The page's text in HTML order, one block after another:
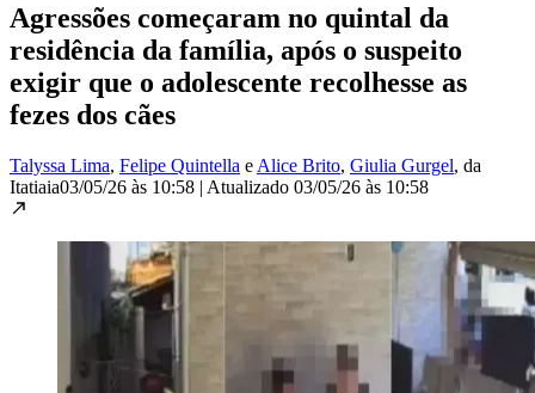
Agressões começaram no quintal da
residência da família, após o suspeito
exigir que o adolescente recolhesse as
fezes dos cães
Talyssa Lima, Felipe Quintella e Alice Brito, Giulia Gurgel, da
Itatiaia03/05/26 às 10:58 | Atualizado 03/05/26 às 10:58